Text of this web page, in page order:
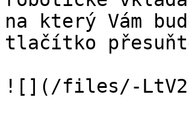
na který Vám
tlačítko
![](/files/-